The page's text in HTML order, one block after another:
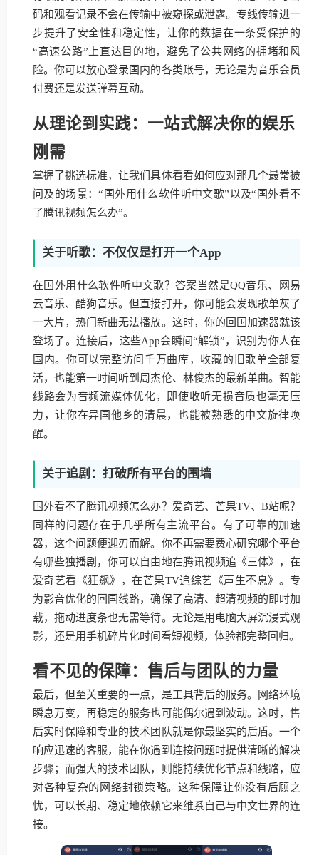
码和观看记录不会在传输中被窥探或泄露。专线传输进一
步提升了安全性和稳定性，让你的数据在一条受保护的
“高速公路”上直达目的地，避免了公共网络的拥堵和风
险。你可以放心登录国内的各类账号，无论是为音乐会员
付费还是发送弹幕互动。
从理论到实践：一站式解决你的娱乐
刚需
掌握了挑选标准，让我们具体看看如何应对那几个最常被
问及的场景：“国外用什么软件听中文歌”以及“国外看不
了腾讯视频怎么办”。
关于听歌：不仅仅是打开一个App
在国外用什么软件听中文歌？答案当然是QQ音乐、网易
云音乐、酷狗音乐。但直接打开，你可能会发现歌单灰了
一大片，热门新曲无法播放。这时，你的回国加速器就该
登场了。连接后，这些App会瞬间“解锁”，识别为你人在
国内。你可以完整访问千万曲库，收藏的旧歌单全部复
活，也能第一时间听到周杰伦、林俊杰的最新单曲。智能
线路会为音频流媒体优化，即使收听无损音质也毫无压
力，让你在异国他乡的清晨，也能被熟悉的中文旋律唤
醒。
关于追剧：打破所有平台的围墙
国外看不了腾讯视频怎么办？爱奇艺、芒果TV、B站呢？
同样的问题存在于几乎所有主流平台。有了可靠的加速
器，这个问题便迎刃而解。你不再需要费心研究哪个平台
有哪些独播剧，你可以自由地在腾讯视频追《三体》，在
爱奇艺看《狂飙》，在芒果TV追综艺《声生不息》。专
为影音优化的回国线路，确保了高清、超清视频的即时加
载，拖动进度条也无需等待。无论是用电脑大屏沉浸式观
影，还是用手机碎片化时间看短视频，体验都完整回归。
看不见的保障：售后与团队的力量
最后，但至关重要的一点，是工具背后的服务。网络环境
瞬息万变，再稳定的服务也可能偶尔遇到波动。这时，售
后实时保障和专业的技术团队就是你最坚实的后盾。一个
响应迅速的客服，能在你遇到连接问题时提供清晰的解决
步骤；而强大的技术团队，则能持续优化节点和线路，应
对各种复杂的网络封锁策略。这种保障让你没有后顾之
忧，可以长期、稳定地依赖它来维系自己与中文世界的连
接。